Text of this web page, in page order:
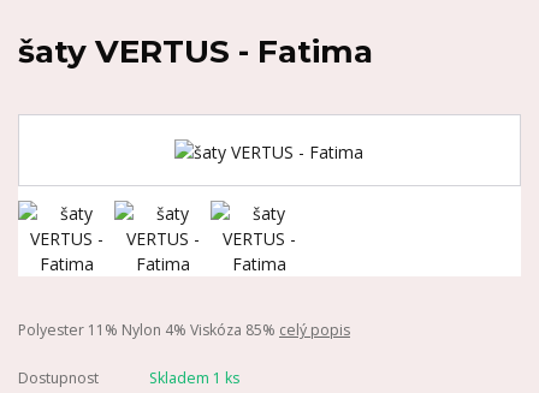
šaty VERTUS - Fatima
Polyester 11% Nylon 4% Viskóza 85% celý popis
Dostupnost
Skladem 1 ks